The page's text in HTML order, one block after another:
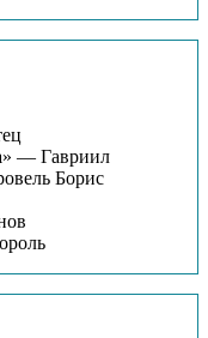
» — Гавриил
Борис